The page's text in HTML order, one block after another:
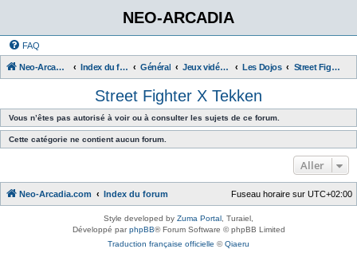
NEO-ARCADIA
FAQ
Neo-Arcadia.com Index du forum Général Jeux vidéo d'arcade Les Dojos Street Fighter X Tekken
Street Fighter X Tekken
Vous n’êtes pas autorisé à voir ou à consulter les sujets de ce forum.
Cette catégorie ne contient aucun forum.
Aller
Neo-Arcadia.com Index du forum Fuseau horaire sur UTC+02:00
Style developed by Zuma Portal , Turaiel,
Développé parphpBB® Forum Software © phpBB Limited
Traduction française officielle ©Qiaeru